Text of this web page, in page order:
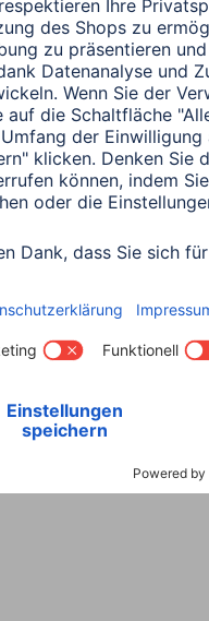
zur neuen App
Garantiebestimmungen